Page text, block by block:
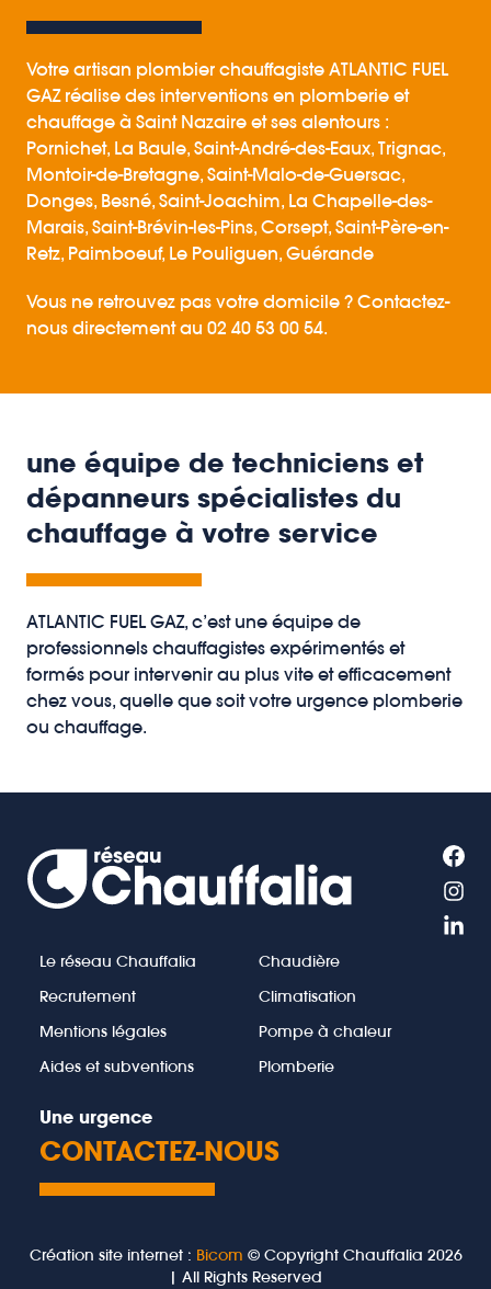
Votre artisan plombier chauffagiste ATLANTIC FUEL
GAZ réalise des interventions en plomberie et
chauffage à Saint Nazaire et ses alentours :
Pornichet, La Baule, Saint-André-des-Eaux, Trignac,
Montoir-de-Bretagne, Saint-Malo-de-Guersac,
Donges, Besné, Saint-Joachim, La Chapelle-des-
Marais, Saint-Brévin-les-Pins, Corsept, Saint-Père-en-
Retz, Paimboeuf, Le Pouliguen, Guérande
Vous ne retrouvez pas votre domicile ? Contactez-
nous directement au 02 40 53 00 54.
une équipe de techniciens et
dépanneurs spécialistes du
chauffage à votre service
ATLANTIC FUEL GAZ, c’est une équipe de
professionnels chauffagistes expérimentés et
formés pour intervenir au plus vite et efficacement
chez vous, quelle que soit votre urgence plomberie
ou chauffage.
Le réseau Chauffalia
Recrutement
Mentions légales
Aides et subventions
Chaudière
Climatisation
Pompe à chaleur
Plomberie
Une urgence
CONTACTEZ-NOUS
Création site internet : Bicom © Copyright Chauffalia 2026
| All Rights Reserved